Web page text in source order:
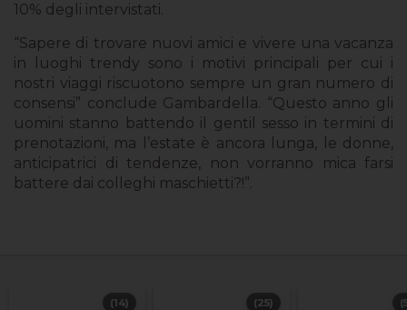
10% degli intervistati.
“Sapere di trovare nuovi amici e vivere una vacanza
in luoghi trendy sono i motivi principali per cui i
nostri viaggi riscuotono sempre un gran numero di
consensi” conclude Gambardella. “Questo anno gli
uomini stanno battendo il gentil sesso in termini di
prenotazioni, ma l’estate è ancora lunga, le donne,
anticipatrici di tendenze, non vorranno mica farsi
battere dai colleghi maschietti?!”.
(14) (25)